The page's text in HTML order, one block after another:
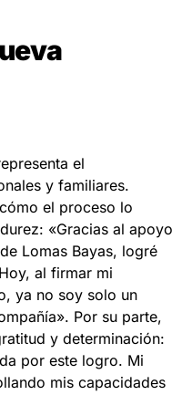
el
y familiares.
el proceso lo
«Gracias al apoyo
Lomas Bayas, logré
al firmar mi
ya no soy solo un
Por su parte,
y determinación:
por este logro. Mi
mis capacidades